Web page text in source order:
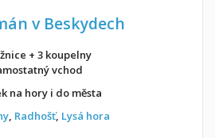
v Beskydech
+ 3 koupelny
vchod
na hory i do města
, Radhošť, Lysá hora